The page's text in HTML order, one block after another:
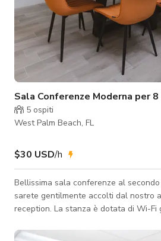
Sala Conferenze Moderna per 8
5 ospiti
West Palm Beach, FL
$30 USD/h
Bellissima sala conferenze al
sarete gentilmente accolti dal nostro
reception. La stanza è dotata di Wi-Fi
una tazza di caffè, acqua e snack con noi. Questo